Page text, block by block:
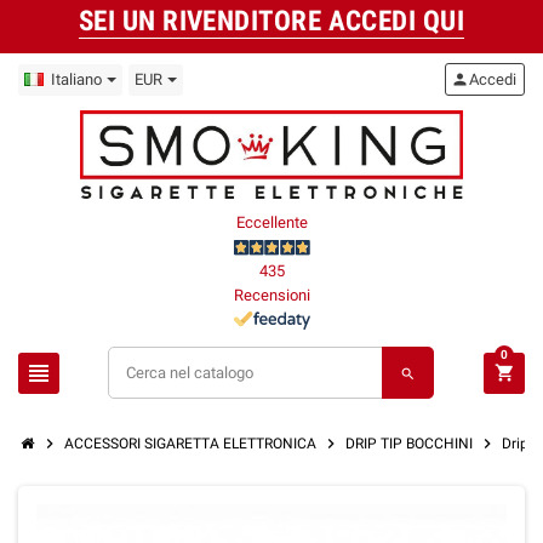
SEI UN RIVENDITORE ACCEDI QUI
Italiano EUR
Eccellente
435
Recensioni
view_headline search
personAccedi
shopping_cart
0
chevron_right ACCESSORI SIGARETTA ELETTRONICA chevron_right DRIP TIP BOCCHINI chevron_right Drip